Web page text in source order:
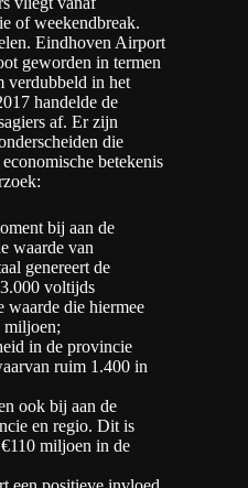
of weekendbreak.
Eindhoven Airport
geworden in termen
verdubbeld in het
handelde de
af. Er zijn
die
betekenis
bij aan de
waarde van
genereert de
voltijds
waarde die hiermee
miljoen;
in de provincie
ruim 1.400 in
ook bij aan de
en regio. Dit is
miljoen in de